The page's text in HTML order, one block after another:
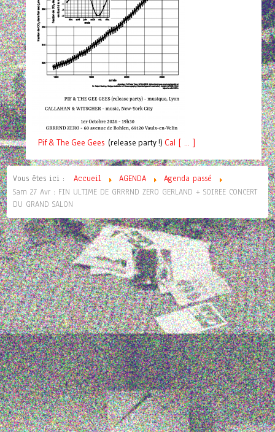
Pif& The Gee Gees (release party !) Cal [ ... ]
Vous êtes ici : Accueil AGENDA
Agenda passé
Sam 27 Avr : FIN ULTIME DE GRRRND ZERO GERLAND + SOIREE CONCERT
DU GRAND SALON